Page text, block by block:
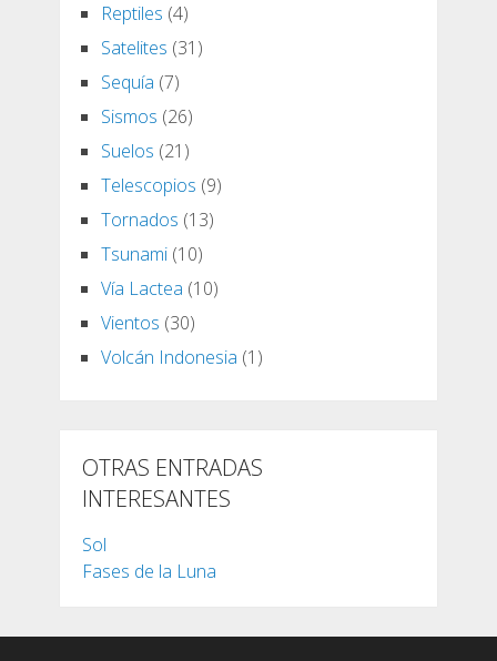
Reptiles (4)
Satelites (31)
Sequía (7)
Sismos (26)
Suelos (21)
Telescopios (9)
Tornados (13)
Tsunami(10)
Vía Lactea (10)
Vientos (30)
Volcán Indonesia (1)
OTRAS ENTRADAS
INTERESANTES
Sol
Fases de la Luna